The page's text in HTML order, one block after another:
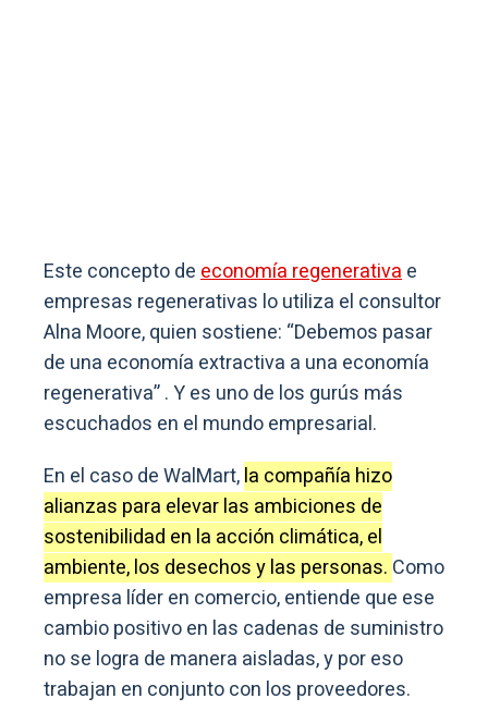
Este concepto deeconomía regenerativae
empresas regenerativas lo utiliza el consultor
Alna Moore, quien sostiene: “Debemos pasar
de una economía extractiva a una economía
regenerativa” . Y es uno de los gurús más
escuchados en el mundo empresarial.
En el caso de WalMart,la compañía hizo
alianzas para elevar las ambiciones de
sostenibilidad en la acción climática, el
ambiente, los desechos y las personas. Como
empresa líder en comercio, entiende que ese
cambio positivo en las cadenas de suministro
no se logra de manera aisladas, y por eso
trabajan en conjunto con los proveedores.